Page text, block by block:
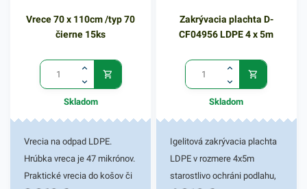
Vrece 70 x 110cm /typ 70
čierne 15ks
Skladom
Vrecia na odpad LDPE.
Hrúbka vreca je 47 mikrónov.
Praktické vrecia do košov či
Zakrývacia plachta D-
CF04956 LDPE 4 x 5m
Skladom
Igelitová zakrývacia plachta
LDPE v rozmere 4x5m
starostlivo ochráni podlahu,